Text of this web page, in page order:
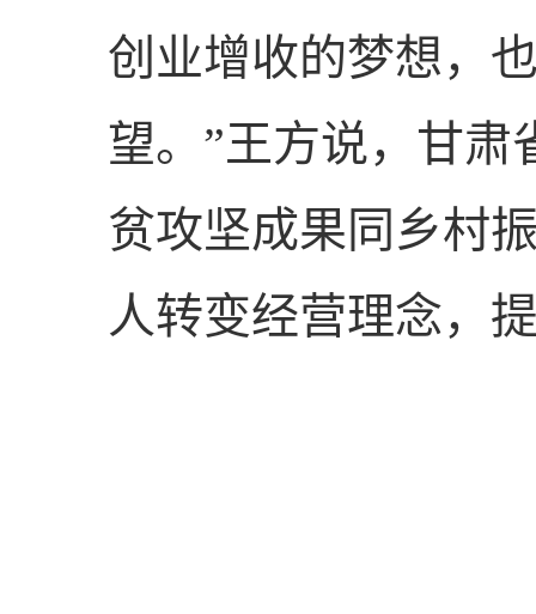
创业增收的梦想，
望。”王方说，甘肃
贫攻坚成果同乡村
人转变经营理念，